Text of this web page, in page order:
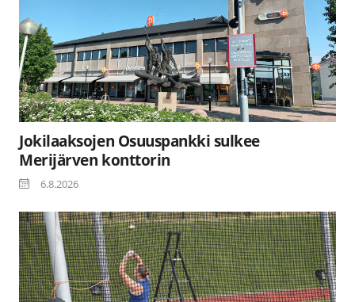
Jokilaaksojen Osuuspankki sulkee
Merijärven konttorin
6.8.2026